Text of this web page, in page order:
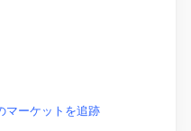
マーケットを追跡